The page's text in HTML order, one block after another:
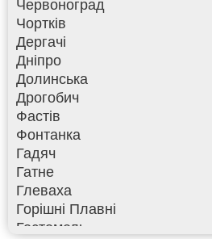
Червоноград
Чортків
Дергачі
Дніпро
Долинська
Дрогобич
Фастів
Фонтанка
Гадяч
Гатне
Глеваха
Горішні Плавні
Гостомель